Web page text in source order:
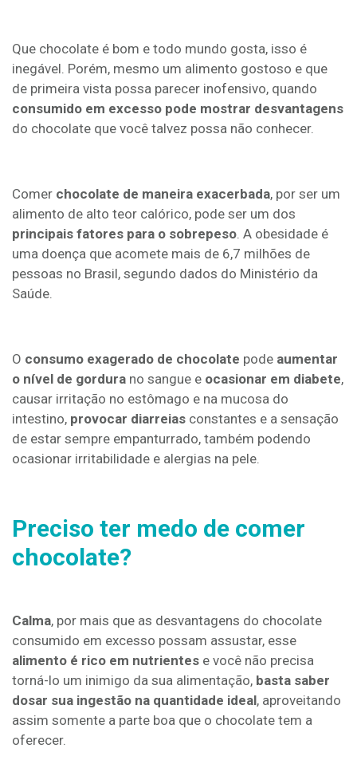
Que chocolate é bom e todo mundo gosta, isso é
inegável. Porém, mesmo um alimento gostoso e que
de primeira vista possa parecer inofensivo, quando
consumido em excesso pode mostrar desvantagens
do chocolate que você talvez possa não conhecer.
Comer chocolate de maneira exacerbada, por ser um
alimento de alto teor calórico, pode ser um dos
principais fatores para o sobrepeso. A obesidade é
uma doença que acomete mais de 6,7 milhões de
pessoas no Brasil, segundo dados do Ministério da
Saúde.
O consumo exagerado de chocolate pode aumentar
o nível de gordura no sangue e ocasionar em diabete,
causar irritação no estômago e na mucosa do
intestino, provocar diarreias constantes e a sensação
de estar sempre empanturrado, também podendo
ocasionar irritabilidade e alergias na pele.
Preciso ter medo de comer
chocolate?
Calma, por mais que as desvantagens do chocolate
consumido em excesso possam assustar, esse
alimento é rico em nutrientes e você não precisa
torná-lo um inimigo da sua alimentação, basta saber
dosar sua ingestão na quantidade ideal, aproveitando
assim somente a parte boa que o chocolate tem a
oferecer.